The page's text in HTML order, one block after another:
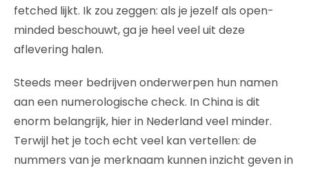
fetched lijkt. Ik zou zeggen: als je jezelf als open-
minded beschouwt, ga je heel veel uit deze
aflevering halen.
Steeds meer bedrijven onderwerpen hun namen
aan een numerologische check. In China is dit
enorm belangrijk, hier in Nederland veel minder.
Terwijl het je toch echt veel kan vertellen: de
nummers van je merknaam kunnen inzicht geven in